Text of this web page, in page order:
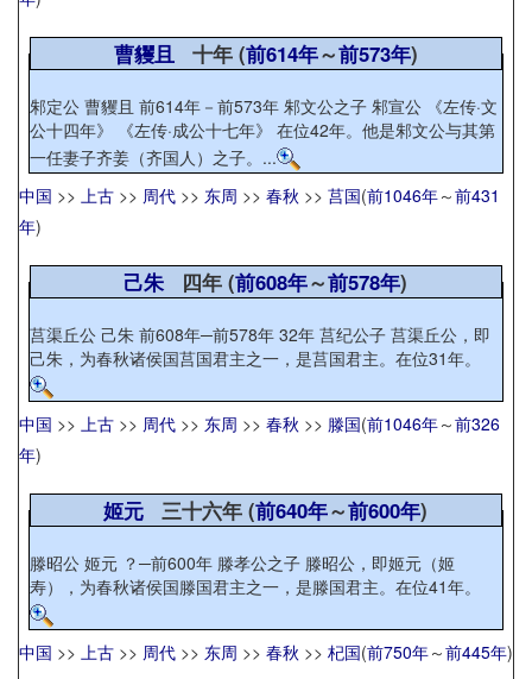
曹貜且十年 (前614年～前573年)
邾定公 曹貜且 前614年－前573年 邾文公之子 邾宣公 《左传·文
公十四年》 《左传·成公十七年》 在位42年。他是邾文公与其第
一任妻子齐姜（齐国人）之子。...
中国 >> 上古 >> 周代 >> 东周 >> 春秋 >> 莒国(前1046年～前431
年)
己朱 四年 (前608年～前578年)
莒渠丘公 己朱 前608年─前578年 32年 莒纪公子 莒渠丘公，即
己朱，为春秋诸侯国莒国君主之一，是莒国君主。在位31年。
中国 >> 上古 >> 周代 >> 东周 >> 春秋 >> 滕国(前1046年～前326
年)
姬元 三十六年 (前640年～前600年)
滕昭公 姬元 ？─前600年 滕孝公之子 滕昭公，即姬元（姬
寿），为春秋诸侯国滕国君主之一，是滕国君主。在位41年。
中国 >> 上古 >> 周代 >> 东周 >> 春秋 >> 杞国(前750年～前445年)